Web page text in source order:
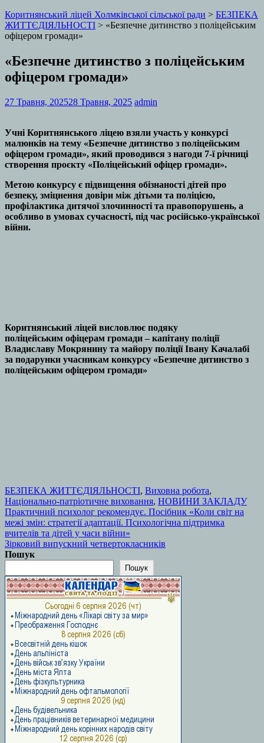
Коритнянський ліцей Холмківської сільської ради > БЕЗПЕКА
ЖИТТЄДІЯЛЬНОСТІ > «Безпечне дитинство з поліцейським
офіцером громади»
«Безпечне дитинство з поліцейським
офіцером громади»
27 Травня, 202528 Травня, 2025 admin
Учні Коритнянського ліцею взяли участь у конкурсі
малюнків на тему «Безпечне дитинство з поліцейським
офіцером громади», який проводився з нагоди 7-ї річниці
створення проєкту «Поліцейський офіцер громади».
Метою конкурсу є підвищення обізнаності дітей про
безпеку, зміцнення довіри між дітьми та поліцією,
профілактика дитячої злочинності та правопорушень, а
особливо в умовах сучасності, під час російсько-української
війни.
Коритнянський ліцей висловлює подяку
поліцейським офіцерам громади – капітану поліції
Владиславу Мокрянину та майору поліції Івану Качалабі
за подарунки учасникам конкурсу «Безпечне дитинство з
поліцейським офіцером громади»
БЕЗПЕКА ЖИТТЄДІЯЛЬНОСТІ, Виховна робота,
Національно-патріотичне виховання, НОВИНИ ЗАКЛАДУ
Навігація
записів
Практичний психолог рекомендує. Посібник «Коли світ на
межі змін: стратегії адаптації. Психологічна підтримка
вчителів та дітей у часи війни»
Зірковий випускний четвертокласників
Пошук
Пошук